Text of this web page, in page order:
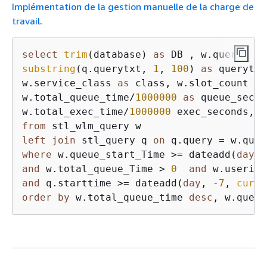
Implémentation de la gestion manuelle de la charge de
travail.
select trim (database) as
substring (q.querytxt, 1 , 100 ) as
w.service_class as class, w.slot_count
w.total_queue_time/1000000 as
w.total_exec_time/1000000 exec_seconds,
from
left
join stl_query q on q.query =
where w.queue_start_Time >= dateadd( day
and w.total_queue_Time > 0 and w.userid
and q.starttime >= dateadd( day , -7 ,
order
by w.total_queue_time desc ,